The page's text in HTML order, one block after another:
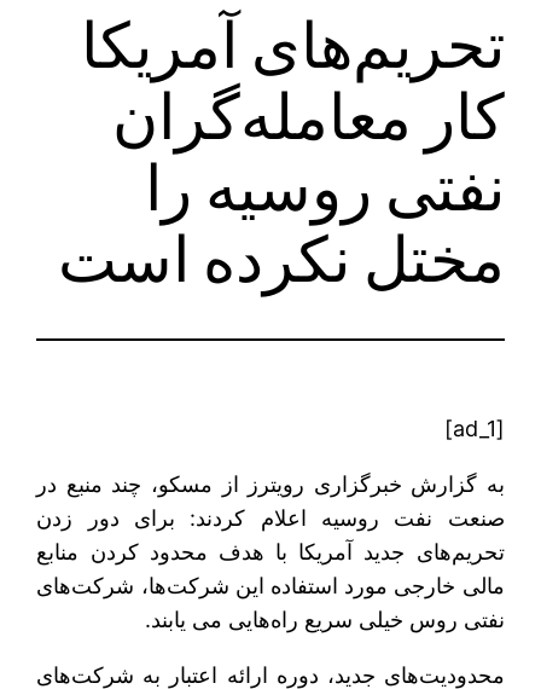
تحریم‌های آمریکا
کار معامله‌گران
نفتی روسیه را
مختل نکرده است
[ad_1]
به گزارش خبرگزاری رویترز از مسکو، چند منبع در
صنعت نفت روسیه اعلام کردند: برای دور زدن
تحریم‌های جدید آمریکا با هدف محدود کردن منابع
مالی خارجی مورد استفاده این شرکت‌ها، شرکت‌های
نفتی روس خیلی سریع راه‌هایی می یابند.
محدودیت‌های جدید، دوره ارائه اعتبار به شرکت‌های